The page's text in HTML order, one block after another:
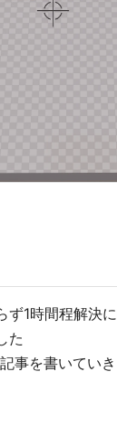
ず1時間程解決
た
事を書いてい